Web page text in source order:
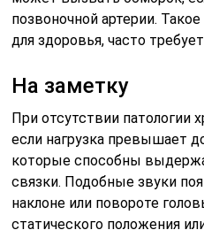
позвоночной артерии.
для здоровья, часто
На заметку
При отсутствии патологии
если нагрузка превышает
которые способны
связки. Подобные звуки
наклоне или повороте
статического положения